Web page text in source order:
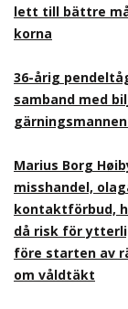
lett till bättre
korna
36-årig
samband med
Marius Borg
misshandel,
kontaktförbud,
då risk för
före starten av
om våldtäkt